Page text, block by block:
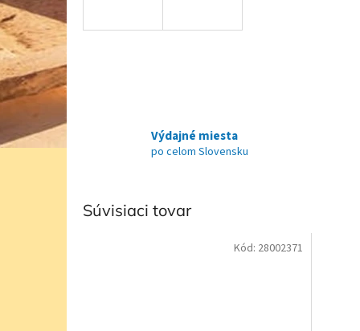
Výdajné miesta
po celom Slovensku
Súvisiaci tovar
Kód: 28002371